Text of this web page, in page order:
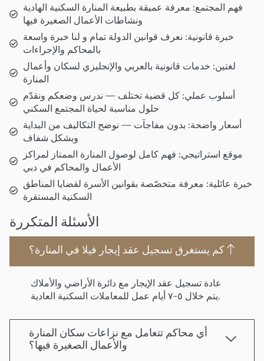
فهم المجتمع: معرفة عميقة بطبيعة المنارة السكنية الهادية
ونشاطات الأعمال الصغيرة فيها
خبرة قانونية: نعرف قوانين الدولة تمام و لنا خبرة واسعة
بالمحاكم والإجراءات
لغتين: خدمات قانونية بالعربي والإنجليزي لسكان وأعمال
المنارة
أسلوب عملي: كل قضية تختلف — ندرس وضعكم ونقدّم
حلول مناسبة لحياة المجتمع السكني
أسعار واضحة: بدون مفاجآت — نوضح التكاليف من البداية
وبشكل شفاف
موقع استراتيجي: فهم كامل لوصول المنارة الممتاز لمراكز
الأعمال والمحاكم في دبي
خبرة عائلية: معرفة متخصّصة بقوانين الأسرة لقضايا المناطق
السكنية المستقرة
الأسئلة المتكررة
كم يستغرق تسجيل عقد إيجار فيلا في المنارة؟
عادة تسجيل عقد الإيجار مع دائرة الأراضي والأملاك
يتم خلال ٥–٧ أيام عمل للمعاملات السكنية العادية.
أي محاكم تتعامل مع نزاعات سكان المنارة
والأعمال الصغيرة فيها؟